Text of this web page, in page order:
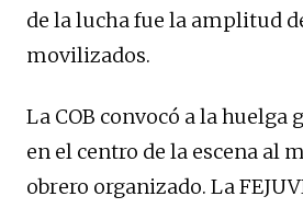
de la lucha fue la amplitud
movilizados.
La COB convocó a la huelga
en el centro de la escena al
obrero organizado. La